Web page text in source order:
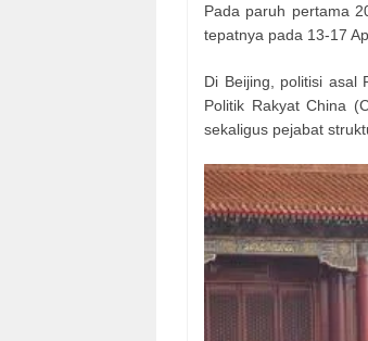
Pada paruh pertama
tepatnya pada 13-17
Di Beijing, politisi asal
Politik Rakyat China
sekaligus pejabat